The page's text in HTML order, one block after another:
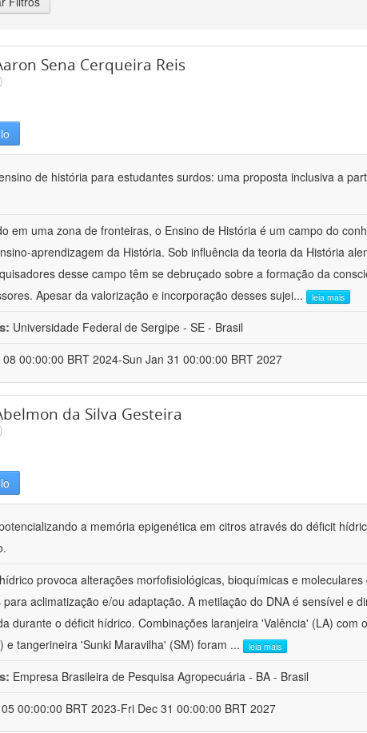
Sena Cerqueira Reis
de história para estudantes surdos: uma proposta inclusiva a
em uma zona de fronteiras, o Ensino de História é um campo do
aprendizagem da História. Sob influência da teoria da História
desse campo têm se debruçado sobre a formação da
Apesar da valorização e incorporação desses sujei... leia mais
Universidade Federal de Sergipe - SE - Brasil
08 00:00:00 BRT 2024-Sun Jan 31 00:00:00 BRT 2027
da Silva Gesteira
a memória epigenética em citros através do déficit
provoca alterações morfofisiológicas, bioquímicas e
aclimatização e/ou adaptação. A metilação do DNA é sensível e
durante o déficit hídrico. Combinações laranjeira 'Valência' (LA) com
e tangerineira 'Sunki Maravilha' (SM) foram ... leia mais
Empresa Brasileira de Pesquisa Agropecuária - BA - Brasil
00:00:00 BRT 2023-Fri Dec 31 00:00:00 BRT 2027